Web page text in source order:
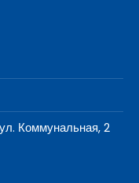
Коммунальная, 2